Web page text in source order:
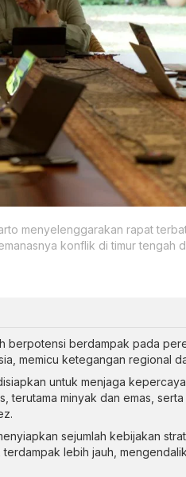
menyelenggarakan rapat
konflik di timur tengah
berpotensi berdampak pada
memicu ketegangan regional
untuk menjaga
terutama minyak dan emas,
sejumlah kebijakan
lebih jauh,